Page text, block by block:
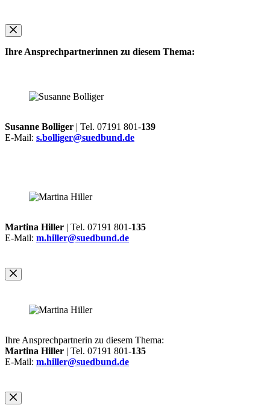
Ihre Ansprechpartnerinnen zu diesem Thema:
Susanne Bolliger | Tel. 07191 801-139
E-Mail: s.bolliger@suedbund.de
Martina Hiller | Tel. 07191 801-135
E-Mail: m.hiller@suedbund.de
Ihre Ansprechpartnerin zu diesem Thema:
Martina Hiller | Tel. 07191 801-135
E-Mail: m.hiller@suedbund.de